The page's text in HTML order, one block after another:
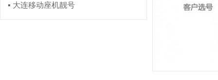
▪ 大连移动座机靓号